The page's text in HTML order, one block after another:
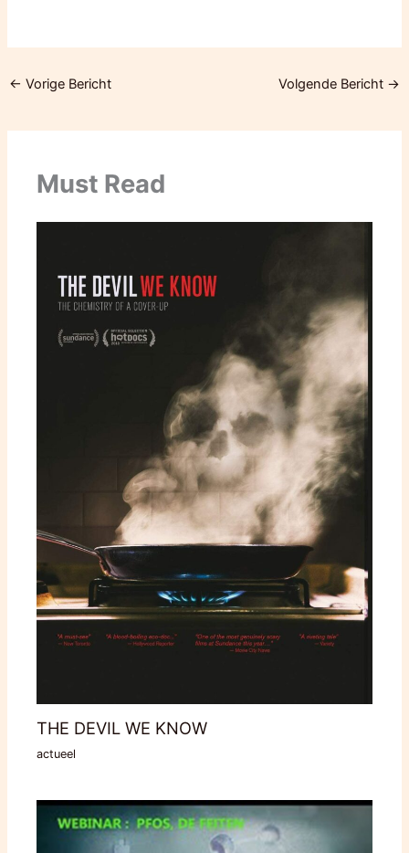
← Vorige Bericht Volgende Bericht →
Must Read
THE DEVIL WE KNOW
actueel